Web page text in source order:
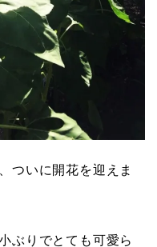
ついに開花を迎えま
ぶりでとても可愛ら